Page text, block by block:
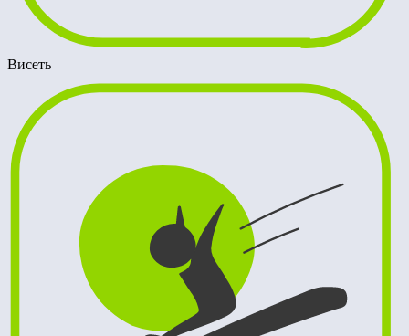
Висеть